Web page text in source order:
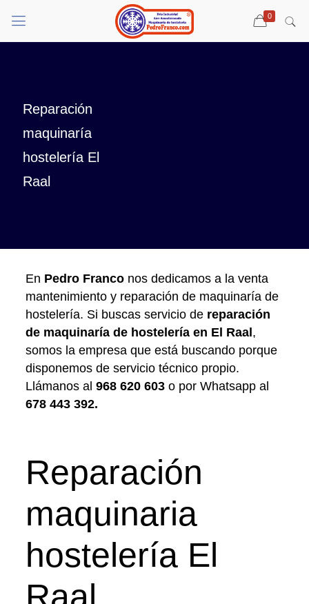
0
Reparación
maquinaría
hostelería El
Raal
En Pedro Franconos dedicamos a la venta
mantenimiento y reparación de maquinaría de
hostelería. Si buscas servicio de reparación
de maquinaría de hostelería en El Raal ,
somos la empresa que está buscando porque
disponemos de servicio técnico propio.
Llámanos al 968 620 603o por Whatsapp al
678 443 392.
Reparación
maquinaria
hostelería El